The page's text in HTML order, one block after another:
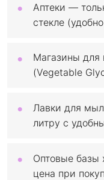
Аптеки —
стекле
Магазины для
(Vegetable
Лавки для
литру с
Оптовые базы
цена при